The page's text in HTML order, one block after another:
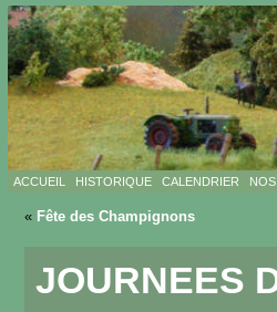
ACCUEIL HISTORIQUE CALENDRIER
« Fête des Champignons
JOURNEES